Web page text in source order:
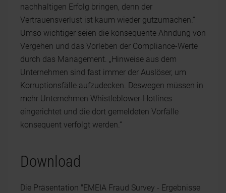
nachhaltigen Erfolg bringen, denn der
Vertrauensverlust ist kaum wieder gutzumachen.“
Umso wichtiger seien die konsequente Ahndung von
Vergehen und das Vorleben der Compliance-Werte
durch das Management. „Hinweise aus dem
Unternehmen sind fast immer der Auslöser, um
Korruptionsfälle aufzudecken. Deswegen müssen in
mehr Unternehmen Whistleblower-Hotlines
eingerichtet und die dort gemeldeten Vorfälle
konsequent verfolgt werden.“
Download
Die Präsentation "EMEIA Fraud Survey - Ergebnisse